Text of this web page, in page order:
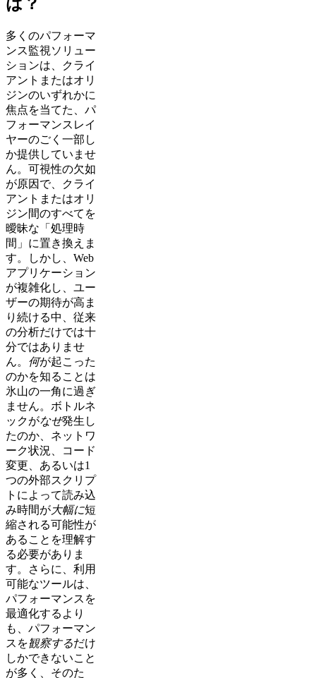
多くのパフォーマ
ンス監視ソリュー
ションは、クライ
アントまたはオリ
ジンのいずれかに
焦点を当てた、パ
フォーマンスレイ
ヤーのごく一部し
か提供していませ
ん。可視性の欠如
が原因で、クライ
アントまたはオリ
ジン間のすべてを
曖昧な「処理時
間」に置き換えま
す。しかし、Web
アプリケーション
が複雑化し、ユー
ザーの期待が高ま
り続ける中、従来
の分析だけでは十
分ではありませ
ん。 何が起こった
のかを知ることは
氷山の一角に過ぎ
ません。ボトルネ
ックがなぜ発生し
たのか、ネットワ
ーク状況、コード
変更、あるいは1
つの外部スクリプ
トによって読み込
み時間が大幅に短
縮される可能性が
あることを理解す
る必要がありま
す。さらに、利用
可能なツールは、
パフォーマンスを
最適化するより
も、パフォーマン
スを観察するだけ
しかできないこと
が多く、そのた